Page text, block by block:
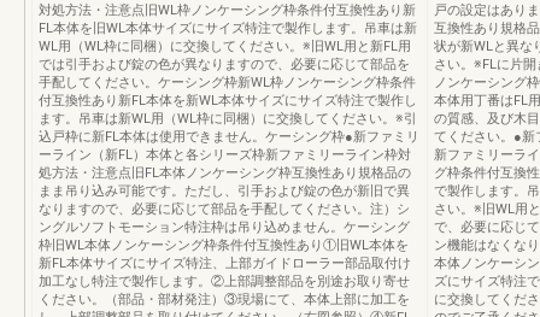
対処方法・注意点旧WL枠ノンケーシング枠条件付互換性あり新
FL本体を旧WL本体サイズにサイズ特注で製作します。吊車は新
WL用（WL枠に同梱）に交換してください。※旧WL用と新FL用
では引手および錠の色が異なりますので、必要に応じて部品を
手配してください。ケーシング枠新WL枠ノンケーシング枠条件
付互換性あり新FL本体を新WL本体サイズにサイズ特注で製作し
ます。吊車は新WL用（WL枠に同梱）に交換してください。※引
込戸枠に新FL本体は使用できません。ケーシング枠●新ファミリ
ーライン（新FL）本体と各シリーズ枠新ファミリーライン枠対
処方法・注意点旧FL本体ノンケーシング枠互換性あり規格品の
まま吊り込み可能です。ただし、引手および錠の色が新旧で異
なりますので、必要に応じて部品を手配してください。注）シ
ングルソフトモーション特注枠は吊り込めません。ケーシング
枠旧WL本体ノンケーシング枠条件付互換性あり①旧WL本体を
新FL本体サイズにサイズ特注、上部ガイドローラー部品取付け
加工なし特注で製作します。②上部調整部品を別途お取り寄せ
ください。（部品・部材発注）③現場にて、本体上部に加工を
戸の設定はあり
互換性あり規格
状が新WLと異な
さい。※FLに片
ノンケーシング
本体用丁番はFL
の質感、及び木
てください。●新
新ファミリーラ
グ枠条件付互換
で製作します。
さい。※旧WL用
で、必要に応じ
ン機能はなくな
本体ノンケーシ
ズにサイズ特注
に交換してくだ